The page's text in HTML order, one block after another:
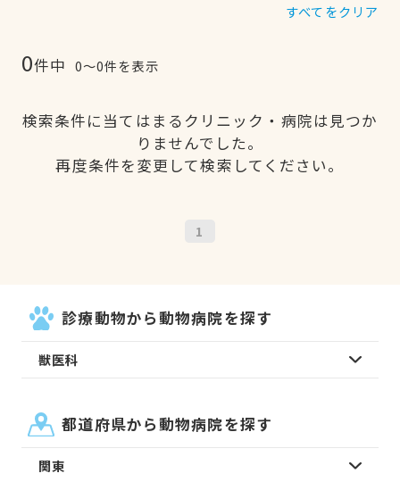
すべてをクリア
0件中 0〜0件を表示
検索条件に当てはまるクリニック・病院は見つか
りませんでした。
再度条件を変更して検索してください。
1
診療動物から動物病院を探す
獣医科
都道府県から動物病院を探す
関東